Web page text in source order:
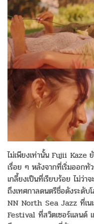
ไม่เพียงเท่านั้น Fujii Kaze
เรื่อย ๆ หลังจากที่เริ่มออกทั
เกลี้ยงเป็นที่เรียบร้อย ไม่ว่
ถึงเทศกาลดนตรีชื่อดังระดั
NN North Sea Jazz ที่เ
Festival ที่สวิตเซอร์แลนด์